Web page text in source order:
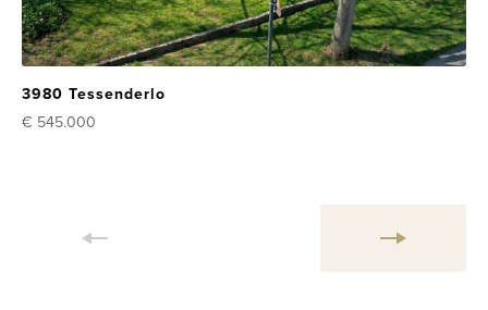
3980 Tessenderlo
€ 545.000